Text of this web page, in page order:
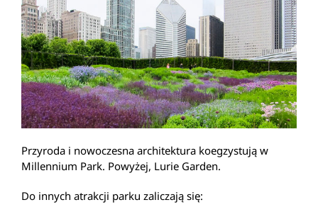
Przyroda i nowoczesna architektura koegzystują w
Millennium Park. Powyżej, Lurie Garden.
Do innych atrakcji parku zaliczają się: